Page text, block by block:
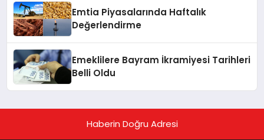
Emtia Piyasalarında Haftalık
Değerlendirme
Emeklilere Bayram İkramiyesi Tarihleri
Belli Oldu
Haberin Doğru Adresi